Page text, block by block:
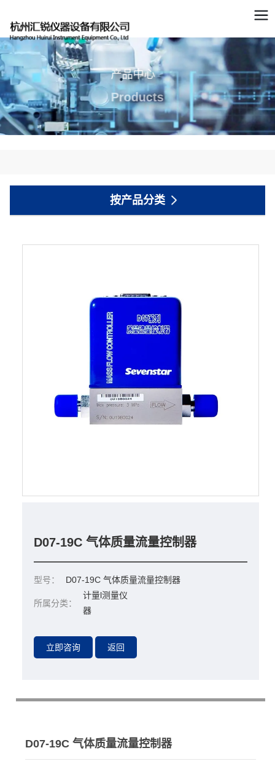
产品中心
Products
按产品分类
D07-19C 气体质量流量控制器
型号： D07-19C 气体质量流量控制器
所属分类：
计量l测量仪
器
D07-19C 气体质量流量控制器